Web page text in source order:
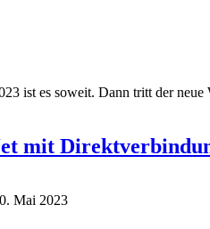
ist es soweit. Dann tritt der
mit
Mai 2023